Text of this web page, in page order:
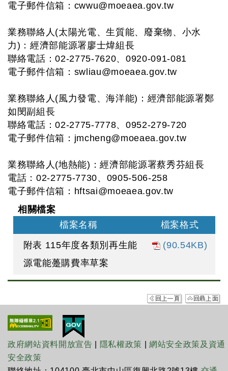
電子郵件信箱： cwwu@moeaea.gov.tw
業務聯絡人(太陽光電、生質能、廢棄物、小水
力)：經濟部能源署廖士煒組長
聯絡電話：02-2775-7620、0920-091-081
電子郵件信箱： swliau@moeaea.gov.tw
業務聯絡人(風力發電、海洋能)：經濟部能源署鄭
如閔副組長
聯絡電話：02-2775-7778、0952-279-720
電子郵件信箱： jmcheng@moeaea.gov.tw
業務聯絡人(地熱能)：經濟部能源署蔡秀芬組長
電話：02-2775-7730、0905-506-258
電子郵件信箱： hftsai@moeaea.gov.tw
相關檔案
檔案名稱
檔案格式
附表 115年度各類別再生能
源電能躉購費率草案
(90.54KB)
政府網站資料開放宣告 隱私權政策 |網站安全政策及資通
安全政策